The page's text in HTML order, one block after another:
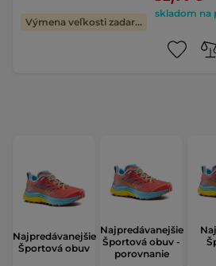
Výmena veľkosti zadarmo
skladom na
Najpredávanejšie
Športová obuv
Najpredávanejšie
Športová obuv -
porovnanie